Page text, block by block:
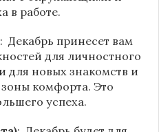
в работе.
: Декабрь принесет вам
для личностного
для новых знакомств и
комфорта. Это
успеха.